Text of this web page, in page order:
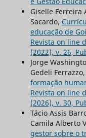
Giselle Ferreira
Sacardo,
educação de
Revista on line
(2022), v. 26,
Jorge
Gedeli
formação
Revista on line
(2026), v. 30,
Tácio Assis
Camila Alberto
gestor sobre o